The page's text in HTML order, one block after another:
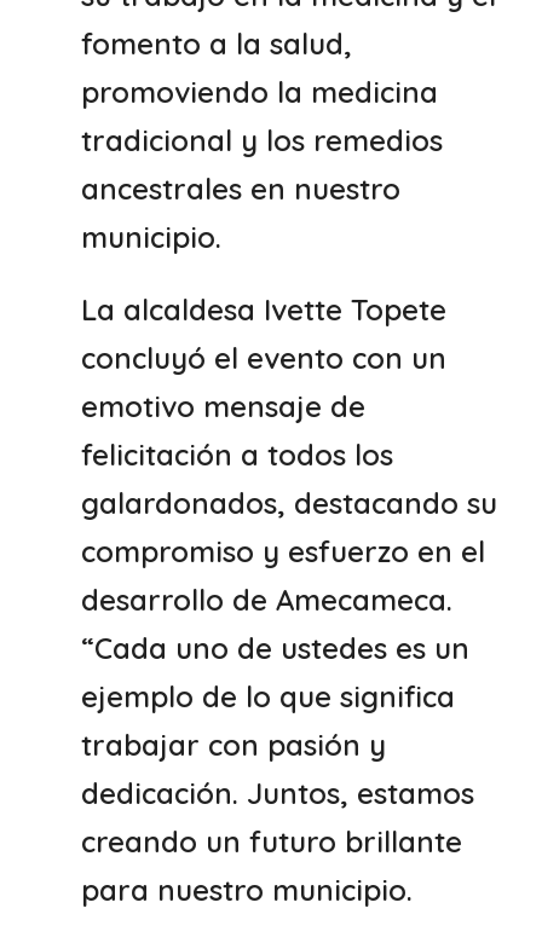
fomento a la salud,
promoviendo la medicina
tradicional y los remedios
ancestrales en nuestro
municipio.
La alcaldesa Ivette Topete
concluyó el evento con un
emotivo mensaje de
felicitación a todos los
galardonados, destacando su
compromiso y esfuerzo en el
desarrollo de Amecameca.
“Cada uno de ustedes es un
ejemplo de lo que significa
trabajar con pasión y
dedicación. Juntos, estamos
creando un futuro brillante
para nuestro municipio.